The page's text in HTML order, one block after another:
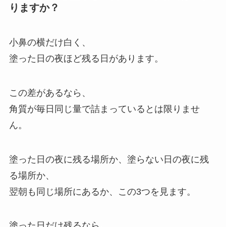
りますか？
小鼻の横だけ白く、
塗った日の夜ほど残る日があります。
この差があるなら、
角質が毎日同じ量で詰まっているとは限りませ
ん。
塗った日の夜に残る場所か、塗らない日の夜に残
る場所か、
翌朝も同じ場所にあるか、この3つを見ます。